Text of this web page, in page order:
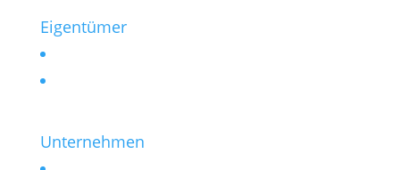
Eigentümer
Unternehmen